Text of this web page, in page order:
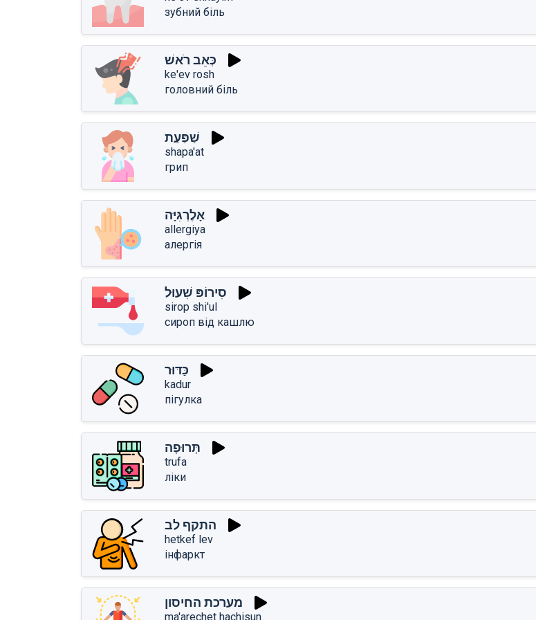
зубний біль
כְּאֵב רֹאשׁ
ke'ev rosh
головний біль
שַׁפַּעַת
shapa'at
грип
אָלֶרְגִּיָּה
allergiya
алергія
סִירוֹפּ שִׁעוּל
sirop shi'ul
сироп від кашлю
כַּדּוּר
kadur
пігулка
תְּרוּפָה
trufa
ліки
התקף לב
hetkef lev
інфаркт
מערכת החיסון
ma'arechet hachisun